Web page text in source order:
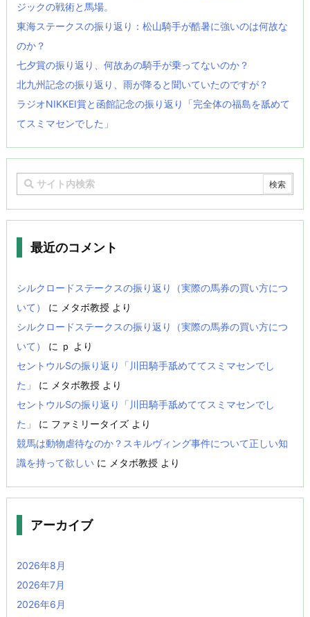
ジックの戦術と馬場。
東海ステークスの振り返り：松山騎手が酷暑に強いのは何故な
のか？
七夕賞の振り返り、何故あの騎手が乗ってないのか？
北九州記念の振り返り、雨が降ると聞いていたのですが？
ラジオNIKKEI賞と函館記念の振り返り「完全体の福島を舐めて
てスミマセンでした」
最近のコメント
シルクロードステークスの振り返り（実際の馬券の買い方につ
いて）
に メタボ教授 より
シルクロードステークスの振り返り（実際の馬券の買い方につ
いて）
に ｐ より
セントウルSの振り返り「川田騎手舐めててスミマセンでし
た」
に メタボ教授 より
セントウルSの振り返り「川田騎手舐めててスミマセンでし
た」
に ファミリータイズ より
競馬は動物虐待なのか？スキルヴィング事件について正しい知
識を持って欲しい に メタボ教授 より
アーカイブ
2026年8月
2026年7月
2026年6月